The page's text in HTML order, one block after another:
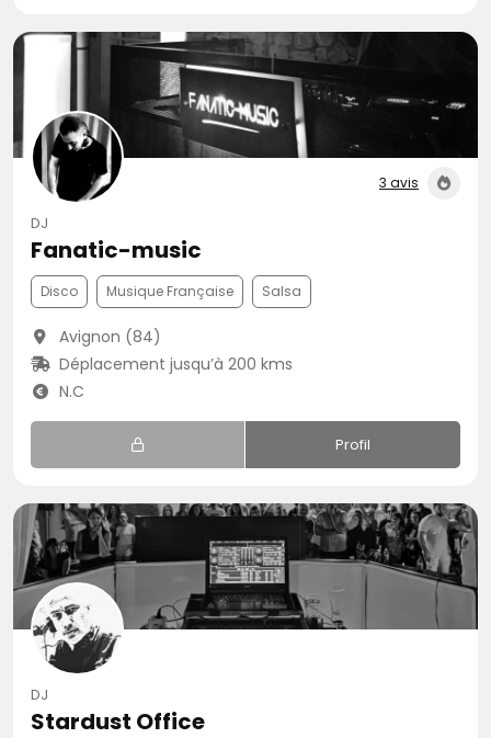
3 avis
DJ
Fanatic-music
Disco Musique Française Salsa
Avignon (84)
Déplacement jusqu’à 200 kms
N.C
Profil
DJ
Stardust Office